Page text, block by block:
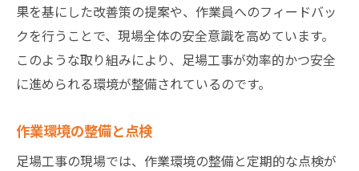
果を基にした改善策の提案や、作業員へのフィードバッ
クを行うことで、現場全体の安全意識を高めています。
このような取り組みにより、足場工事が効率的かつ安全
に進められる環境が整備されているのです。
作業環境の整備と点検
足場工事の現場では、作業環境の整備と定期的な点検が